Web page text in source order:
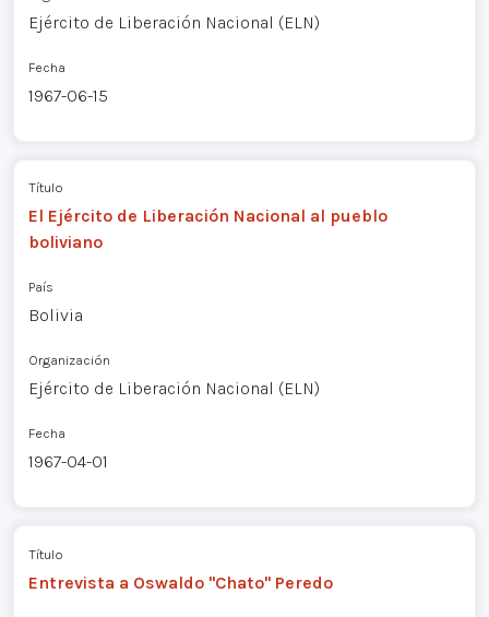
Ejército de Liberación Nacional (ELN)
Fecha
1967-06-15
Título
El Ejército de Liberación Nacional al pueblo
boliviano
País
Bolivia
Organización
Ejército de Liberación Nacional (ELN)
Fecha
1967-04-01
Título
Entrevista a Oswaldo "Chato" Peredo